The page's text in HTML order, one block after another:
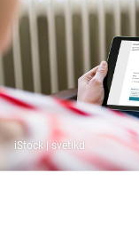
iStock | svetikd